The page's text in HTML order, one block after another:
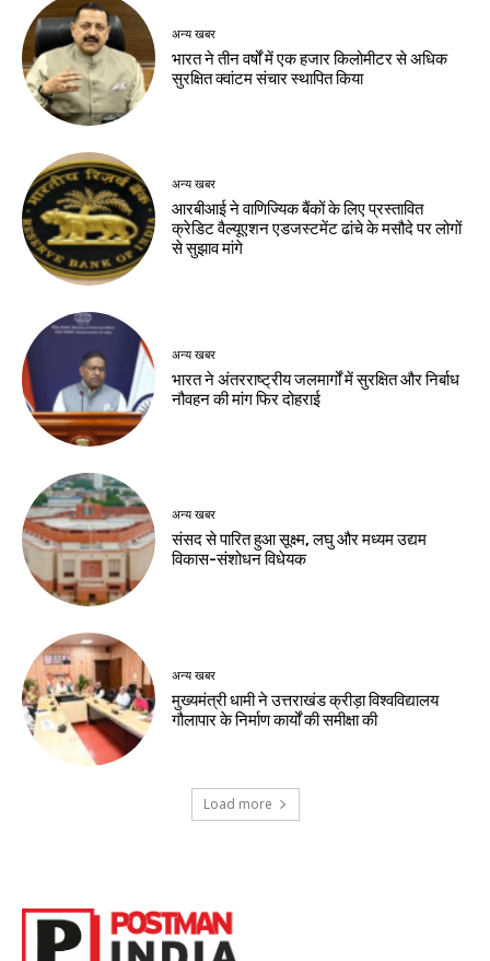
अन्य खबर
भारत ने तीन वर्षों में एक हजार किलोमीटर से अधिक
सुरक्षित क्वांटम संचार स्थापित किया
अन्य खबर
आरबीआई ने वाणिज्यिक बैंकों के लिए प्रस्तावित
क्रेडिट वैल्यूएशन एडजस्टमेंट ढांचे के मसौदे पर लोगों
से सुझाव मांगे
अन्य खबर
भारत ने अंतरराष्ट्रीय जलमार्गों में सुरक्षित और निर्बाध
नौवहन की मांग फिर दोहराई
अन्य खबर
संसद से पारित हुआ सूक्ष्म, लघु और मध्यम उद्यम
विकास-संशोधन विधेयक
अन्य खबर
मुख्यमंत्री धामी ने उत्तराखंड क्रीड़ा विश्वविद्यालय
गौलापार के निर्माण कार्यों की समीक्षा की
Load more